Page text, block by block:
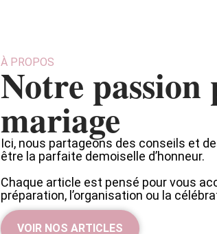
À PROPOS
Notre passion
mariage
Ici, nous partageons des conseils et
être la parfaite demoiselle d’honneur.
Chaque article est pensé pour vous
préparation, l’organisation ou la
VOIR NOS ARTICLES